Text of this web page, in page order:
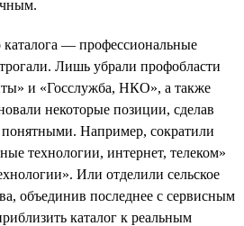
— профессиональные
Лишь убрали профобласти
и «Госслужба, НКО», а также
некоторые позиции, сделав
Например, сократили
технологии, интернет, телеком»
Или отделили сельское
объединив последнее с сервисным
каталог к реальным